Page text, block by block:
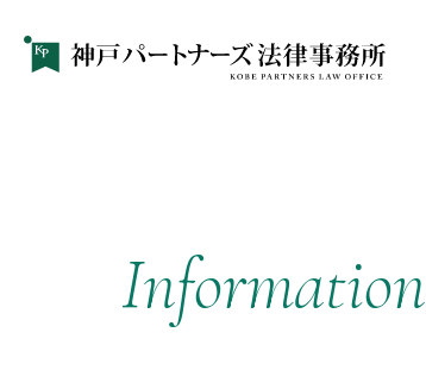
Information